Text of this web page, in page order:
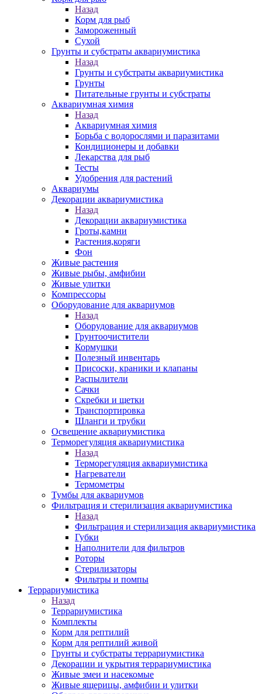
Назад
Корм для рыб
Замороженный
Сухой
Грунты и субстраты аквариумистика
Назад
Грунты и субстраты аквариумистика
Грунты
Питательные грунты и субстраты
Аквариумная химия
Назад
Аквариумная химия
Борьба с водорослями и паразитами
Кондиционеры и добавки
Лекарства для рыб
Тесты
Удобрения для растений
Аквариумы
Декорации аквариумистика
Назад
Декорации аквариумистика
Гроты,камни
Растения,коряги
Фон
Живые растения
Живые рыбы, амфибии
Живые улитки
Компрессоры
Оборудование для аквариумов
Назад
Оборудование для аквариумов
Грунтоочистители
Кормушки
Полезный инвентарь
Присоски, краники и клапаны
Распылители
Сачки
Скребки и щетки
Транспортировка
Шланги и трубки
Освещение аквариумистика
Терморегуляция аквариумистика
Назад
Терморегуляция аквариумистика
Нагреватели
Термометры
Тумбы для аквариумов
Фильтрация и стерилизация аквариумистика
Назад
Фильтрация и стерилизация аквариумистика
Губки
Наполнители для фильтров
Роторы
Стерилизаторы
Фильтры и помпы
Террариумистика
Назад
Террариумистика
Комплекты
Корм для рептилий
Корм для рептилий живой
Грунты и субстраты террариумистика
Декорации и укрытия террариумистика
Живые змеи и насекомые
Живые ящерицы, амфибии и улитки